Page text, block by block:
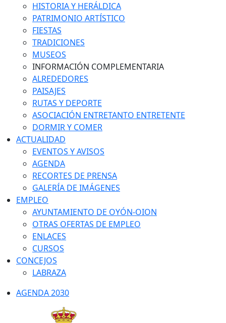
HISTORIA Y HERÁLDICA
PATRIMONIO ARTÍSTICO
FIESTAS
TRADICIONES
MUSEOS
INFORMACIÓN COMPLEMENTARIA
ALREDEDORES
PAISAJES
RUTAS Y DEPORTE
ASOCIACIÓN ENTRETANTO ENTRETENTE
DORMIR Y COMER
ACTUALIDAD
EVENTOS Y AVISOS
AGENDA
RECORTES DE PRENSA
GALERÍA DE IMÁGENES
EMPLEO
AYUNTAMIENTO DE OYÓN-OION
OTRAS OFERTAS DE EMPLEO
ENLACES
CURSOS
CONCEJOS
LABRAZA
AGENDA 2030